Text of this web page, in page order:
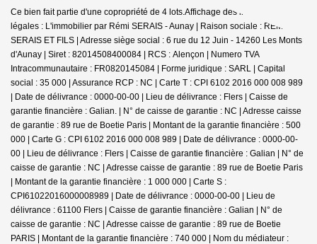
Ce bien fait partie d'une copropriété de 4 lots.Affichage des informations
légales : L'immobilier par Rémi SERAIS - Aunay | Raison sociale : REMI
SERAIS ET FILS | Adresse siège social : 6 rue du 12 Juin - 14260 Les Monts
d'Aunay | Siret : 82014508400084 | RCS : Alençon | Numero TVA
Intracommunautaire : FR0820145084 | Forme juridique : SARL | Capital
social : 35 000 | Assurance RCP : NC | Carte T : CPI 6102 2016 000 008 989
| Date de délivrance : 0000-00-00 | Lieu de délivrance : Flers | Caisse de
garantie financière : Galian. | N° de caisse de garantie : NC | Adresse caisse
de garantie : 89 rue de Boetie Paris | Montant de la garantie financière : 500
000 | Carte G : CPI 6102 2016 000 008 989 | Date de délivrance : 0000-00-
00 | Lieu de délivrance : Flers | Caisse de garantie financière : Galian | N° de
caisse de garantie : NC | Adresse caisse de garantie : 89 rue de Boetie Paris
| Montant de la garantie financière : 1 000 000 | Carte S :
CPI61022016000008989 | Date de délivrance : 0000-00-00 | Lieu de
délivrance : 61100 Flers | Caisse de garantie financière : Galian | N° de
caisse de garantie : NC | Adresse caisse de garantie : 89 rue de Boetie
PARIS | Montant de la garantie financière : 740 000 | Nom du médiateur :